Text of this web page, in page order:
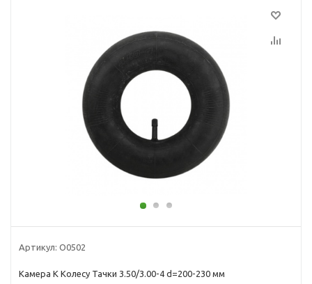
Артикул: О0502
Камера К Колесу Тачки 3.50/3.00-4 d=200-230 мм